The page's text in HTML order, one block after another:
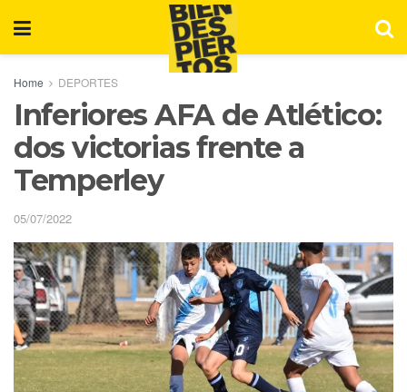
Home DEPORTES
Inferiores AFA de Atlético:
dos victorias frente a
Temperley
05/07/2022